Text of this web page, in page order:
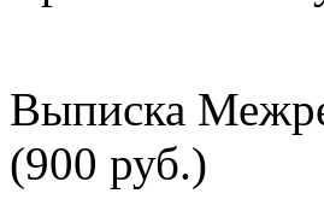
Выписка
(900 руб.)